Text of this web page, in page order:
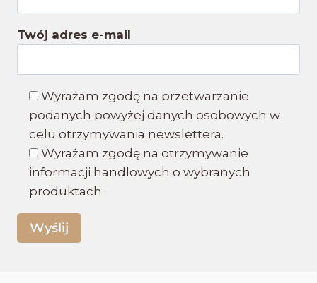
Twój adres e-mail
Wyrażam zgodę na przetwarzanie
podanych powyżej danych osobowych w
celu otrzymywania newslettera.
Wyrażam zgodę na otrzymywanie
informacji handlowych o wybranych
produktach.